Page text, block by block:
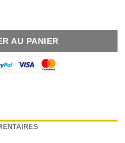
AU PANIER